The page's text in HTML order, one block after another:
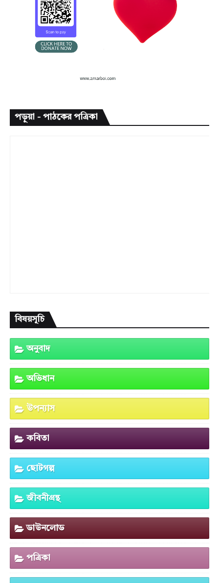
পড়ুয়া - পাঠকের পত্রিকা
বিষয়সূচি
অনুবাদ
অভিধান
উপন্যাস
কবিতা
ছোটগল্প
জীবনীগ্রন্থ
ডাউনলোড
পত্রিকা